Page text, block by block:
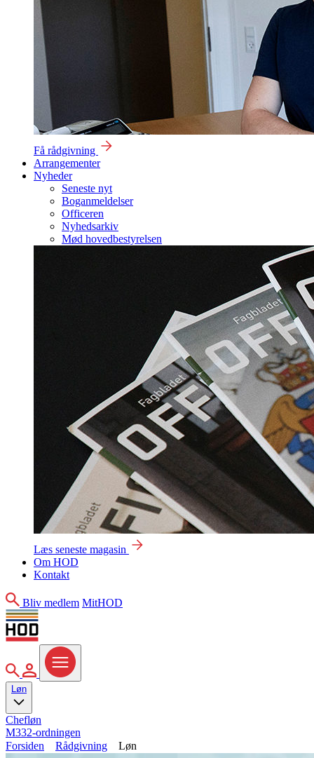
Få rådgivning
Arrangementer
Nyheder
Seneste nyt
Boganmeldelser
Officeren
Nyhedsarkiv
Mød hovedbestyrelsen
Læs seneste magasin
Om HOD
Kontakt
Søg
Bliv medlem MitHOD
MitHOD
Menu
Løn
Chefløn
M332-ordningen
Forsiden
Rådgivning Løn